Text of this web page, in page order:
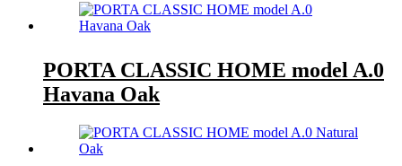
PORTA CLASSIC HOME model A.0
Havana Oak